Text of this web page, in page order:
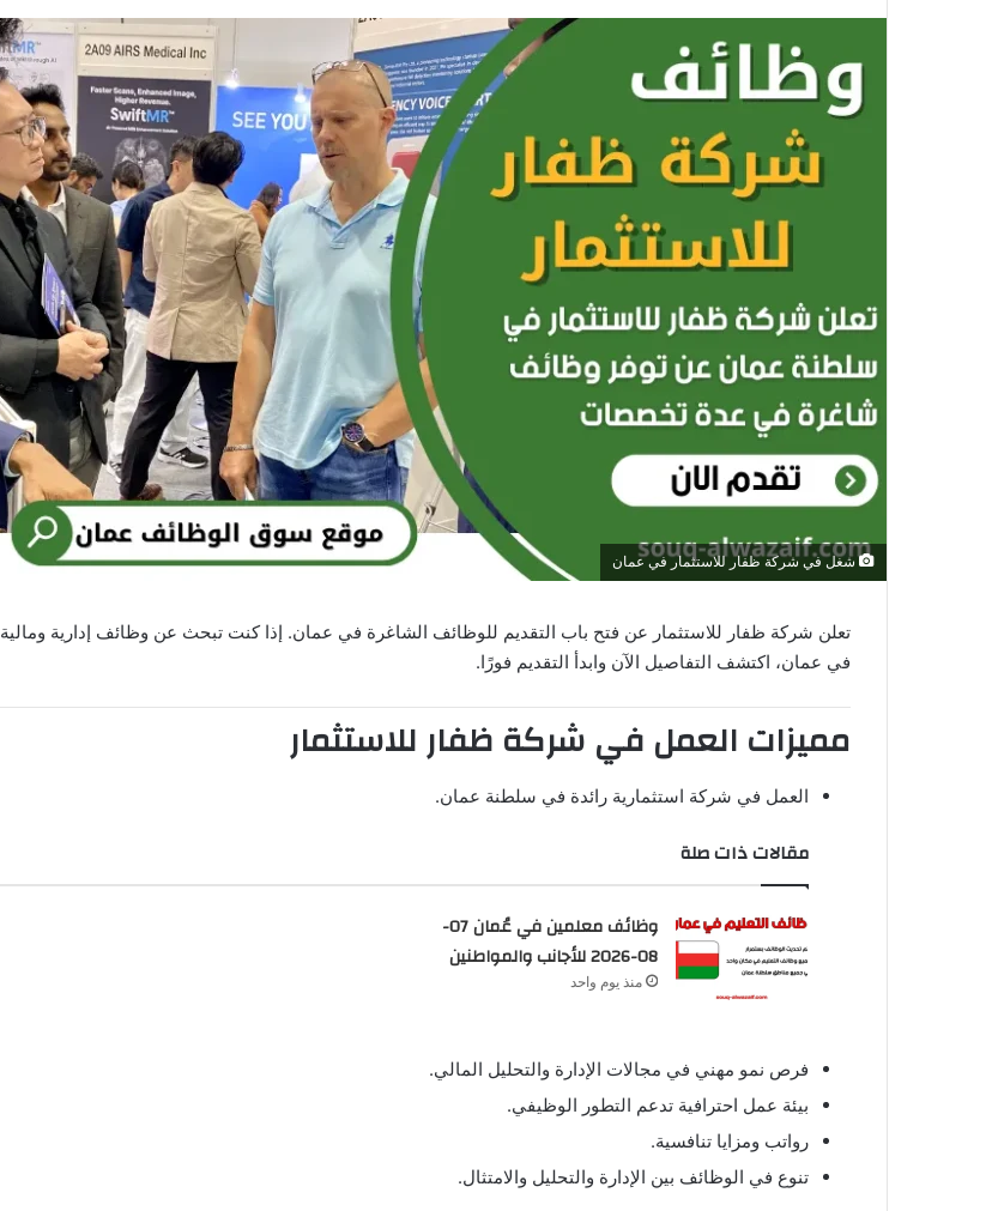
ب
ر
د
ا
إ
ل
ر
و
ن
ي
شغل في شركة ظفار للاستثمار في عمان
تعلن شركة ظفار للاستثمار عن فتح باب التقديم للوظائف الشاغرة في عمان. إذا كنت تبحث عن وظائف إدارية ومالية
في عمان، اكتشف التفاصيل الآن وابدأ التقديم فورًا.
مميزات العمل في شركة ظفار للاستثمار
العمل في شركة استثمارية رائدة في سلطنة عمان.
مقالات ذات صلة
وظائف معلمين في عُمان 07-
08-2026 للأجانب والمواطنين
منذ يوم واحد
فرص نمو مهني في مجالات الإدارة والتحليل المالي.
بيئة عمل احترافية تدعم التطور الوظيفي.
رواتب ومزايا تنافسية.
تنوع في الوظائف بين الإدارة والتحليل والامتثال.